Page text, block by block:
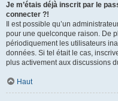
Je m’étais déjà inscrit par le
connecter ?!
Il est possible qu’un
pour une quelconque raison. De
périodiquement les utilisateurs
données. Si tel était le cas,
plus activement aux discussions
Haut